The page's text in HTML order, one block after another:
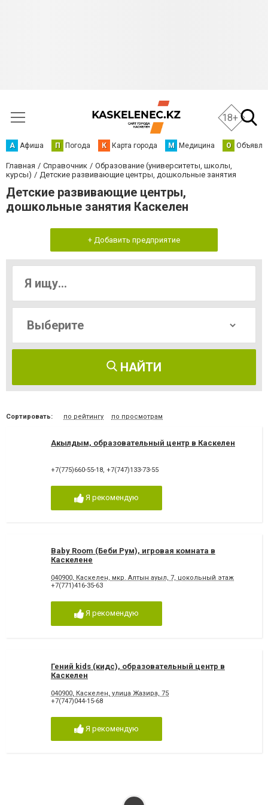
18+
А Афиша П Погода К Карта города М Медицина О
Главная Справочник
Образование (университеты, школы,
курсы)
Детские развивающие центры, дошкольные занятия
Детские развивающие центры,
дошкольные занятия Каскелен
+ Добавить предприятие
НАЙТИ
Сортировать: по рейтингу по просмотрам
Акылдым, образовательный центр в Каскелен
+7(775)660-55-18, +7(747)133-73-55
Я рекомендую
Baby Room (Беби Рум), игровая комната в
Каскелене
040900, Каскелен, мкр. Алтын ауыл, 7, цокольный этаж
+7(771)416-35-63
Я рекомендую
Гений kids (кидс), образовательный центр в
Каскелен
040900, Каскелен, улица Жазира, 75
+7(747)044-15-68
Я рекомендую